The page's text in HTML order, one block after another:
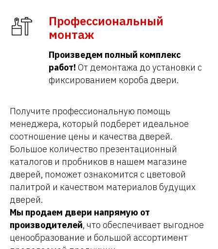
Профессиональный
монтаж
Произведем полный комплекс
работ! От демонтажа до установки с
фиксированием короба двери.
Получите профессиональную помощь
менеджера, который подберет идеальное
соотношение цены и качества дверей.
Большое количество презентационный
каталогов и пробников в нашем магазине
дверей, поможет ознакомится с цветовой
палитрой и качеством материалов будущих
дверей.
Мы продаем двери напрямую от
производителей, что обеспечивает выгодное
ценообразование и большой ассортимент